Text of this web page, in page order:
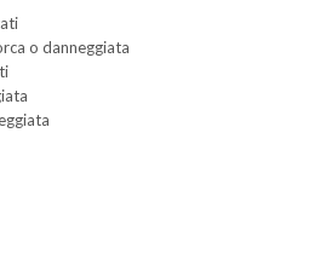
o danneggiata